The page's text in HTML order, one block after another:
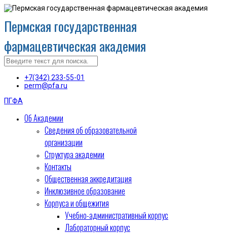
Пермская государственная
фармацевтическая академия
+7(342) 233-55-01
perm@pfa.ru
ПГФА
Об Академии
Сведения об образовательной
организации
Структура академии
Контакты
Общественная аккредитация
Инклюзивное образование
Корпуса и общежития
Учебно-административный корпус
Лабораторный корпус